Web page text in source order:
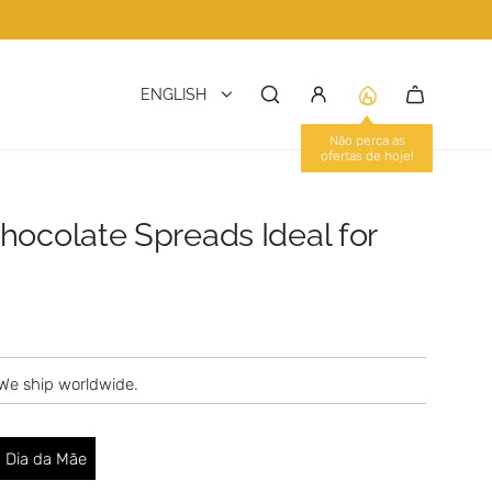
ENGLISH
Spreads Ideal for
ship worldwide.
Dia da Mãe